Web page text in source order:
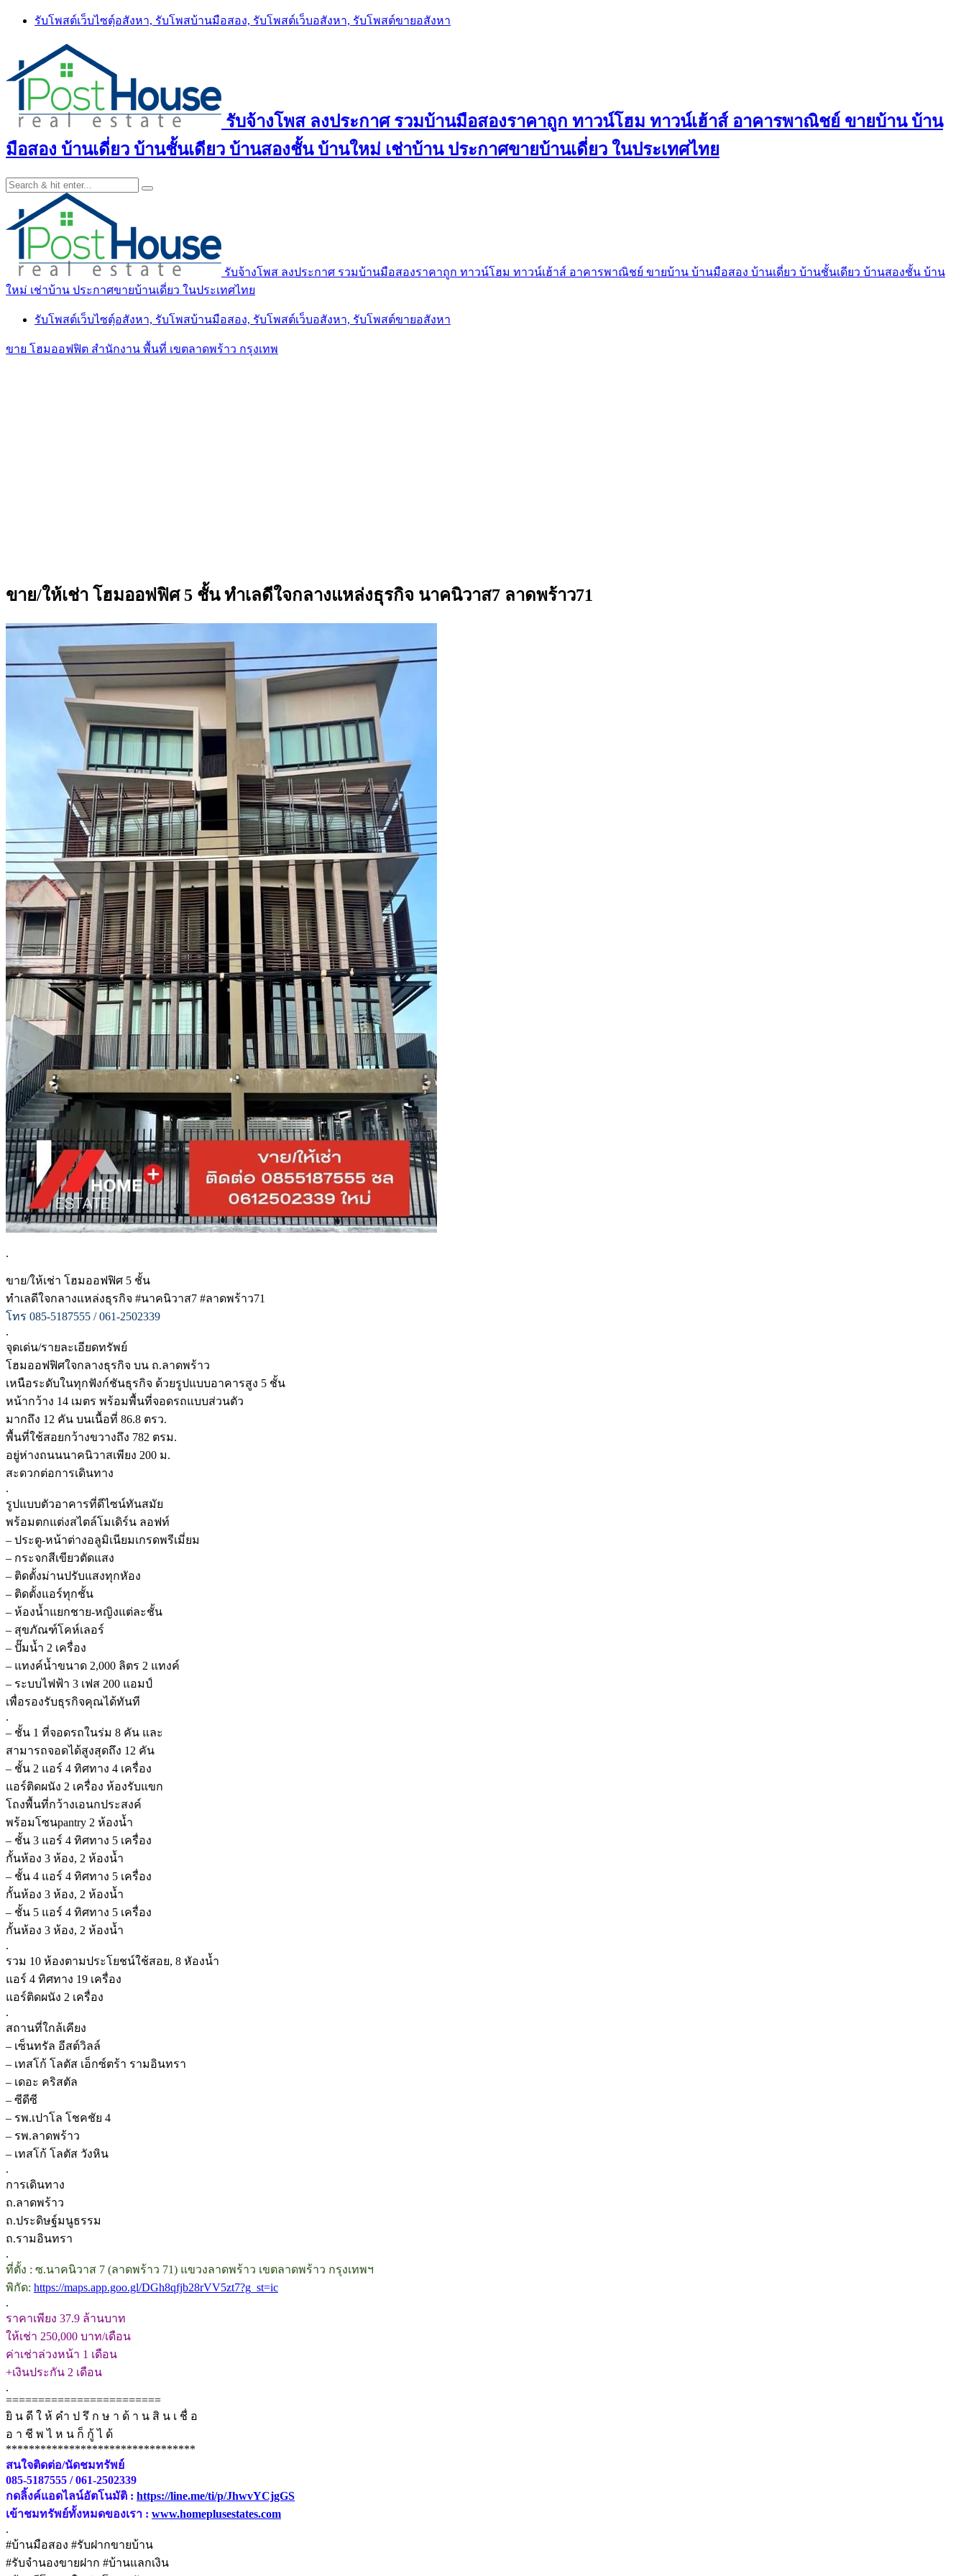
Skip
รับโพสต์เว็บไซตฺ์อสังหา, รับโพสบ้านมือสอง, รับโพสต์เว็บอสังหา, รับโพสต์ขายอสังหา
รับจ้างโพส ลงประกาศ รวมบ้านมือสองราคาถูก ทาวน์โฮม ทาวน์เฮ้าส์ อาคารพาณิชย์ ขายบ้าน บ้าน
มือสอง บ้านเดี่ยว บ้านชั้นเดียว บ้านสองชั้น บ้านใหม่ เช่าบ้าน ประกาศขายบ้านเดี่ยว ในประเทศไทย
รับจ้างโพส ลงประกาศ รวมบ้านมือสองราคาถูก ทาวน์โฮม ทาวน์เฮ้าส์ อาคารพาณิชย์ ขายบ้าน บ้านมือสอง บ้านเดี่ยว บ้านชั้นเดียว บ้านสองชั้น บ้าน
ใหม่ เช่าบ้าน ประกาศขายบ้านเดี่ยว ในประเทศไทย
รับโพสต์เว็บไซตฺ์อสังหา, รับโพสบ้านมือสอง, รับโพสต์เว็บอสังหา, รับโพสต์ขายอสังหา
ขาย โฮมออฟฟิต สำนักงาน พื้นที่ เขตลาดพร้าว กรุงเทพ
ขาย/ให้เช่า โฮมออฟฟิศ 5 ชั้น ทำเลดีใจกลางแหล่งธุรกิจ นาคนิวาส7 ลาดพร้าว71
.
ขาย/ให้เช่า โฮมออฟฟิศ 5 ชั้น
ทำเลดีใจกลางแหล่งธุรกิจ #นาคนิวาส7 #ลาดพร้าว71
โทร 085-5187555 / 061-2502339
.
จุดเด่น/รายละเอียดทรัพย์
โฮมออฟฟิศใจกลางธุรกิจ บน ถ.ลาดพร้าว
เหนือระดับในทุกฟังก์ชันธุรกิจ ด้วยรูปแบบอาคารสูง 5 ชั้น
หน้ากว้าง 14 เมตร พร้อมพื้นที่จอดรถแบบส่วนตัว
มากถึง 12 คัน บนเนื้อที่ 86.8 ตรว.
พื้นที่ใช้สอยกว้างขวางถึง 782 ตรม.
อยู่ห่างถนนนาคนิวาสเพียง 200 ม.
สะดวกต่อการเดินทาง
.
รูปแบบตัวอาคารที่ดีไซน์ทันสมัย
พร้อมตกแต่งสไตล์โมเดิร์น ลอฟท์
– ประตู-หน้าต่างอลูมิเนียมเกรดพรีเมี่ยม
– กระจกสีเขียวตัดแสง
– ติดตั้งม่านปรับแสงทุกหัอง
– ติดตั้งแอร์ทุกชั้น
– ห้องน้ำแยกชาย-หญิงแต่ละชั้น
– สุขภัณฑ์โคห์เลอร์
– ปั๊มน้ำ 2 เครื่อง
– แทงค์น้ำขนาด 2,000 ลิตร 2 แทงค์
– ระบบไฟฟ้า 3 เฟส 200 แอมป์
เพื่อรองรับธุรกิจคุณได้ทันที
.
– ชั้น 1 ที่จอดรถในร่ม 8 คัน และ
สามารถจอดได้สูงสุดถึง 12 คัน
– ชั้น 2 แอร์ 4 ทิศทาง 4 เครื่อง
แอร์ติดผนัง 2 เครื่อง ห้องรับแขก
โถงพื้นที่กว้างเอนกประสงค์
พร้อมโซนpantry 2 ห้องน้ำ
– ชั้น 3 แอร์ 4 ทิศทาง 5 เครื่อง
กั้นห้อง 3 ห้อง, 2 ห้องน้ำ
– ชั้น 4 แอร์ 4 ทิศทาง 5 เครื่อง
กั้นห้อง 3 ห้อง, 2 ห้องน้ำ
– ชั้น 5 แอร์ 4 ทิศทาง 5 เครื่อง
กั้นห้อง 3 ห้อง, 2 ห้องน้ำ
.
รวม 10 ห้องตามประโยชน์ใช้สอย, 8 หัองน้ำ
แอร์ 4 ทิศทาง 19 เครื่อง
แอร์ติดผนัง 2 เครื่อง
.
สถานที่ใกล้เคียง
– เซ็นทรัล อีสต์วิลล์
– เทสโก้ โลตัส เอ็กซ์ตร้า รามอินทรา
– เดอะ คริสตัล
– ซีดีซี
– รพ.เปาโล โชคชัย 4
– รพ.ลาดพร้าว
– เทสโก้ โลตัส วังหิน
.
การเดินทาง
ถ.ลาดพร้าว
ถ.ประดิษฐ์มนูธรรม
ถ.รามอินทรา
.
ที่ตั้ง : ซ.นาคนิวาส 7 (ลาดพร้าว 71) แขวงลาดพร้าว เขตลาดพร้าว กรุงเทพฯ
พิกัด: https://maps.app.goo.gl/DGh8qfjb28rVV5zt7?g_st=ic
.
ราคาเพียง 37.9 ล้านบาท
ให้เช่า 250,000 บาท/เดือน
ค่าเช่าล่วงหน้า 1 เดือน
+เงินประกัน 2 เดือน
.
========================
ยิ น ดี ใ ห้ คำ ป รึ ก ษ า ด้ า น สิ น เ ชื่ อ
อ า ชี พ ไ ห น ก็ กู้ ไ ด้
*********************************
สนใจติดต่อ/นัดชมทรัพย์
085-5187555 / 061-2502339
กดลิ้งค์แอดไลน์อัตโนมัติ : https://line.me/ti/p/JhwvYCjgGS
เข้าชมทรัพย์ทั้งหมดของเรา : www.homeplusestates.com
.
#บ้านมือสอง #รับฝากขายบ้าน
#รับจำนองขายฝาก #บ้านแลกเงิน